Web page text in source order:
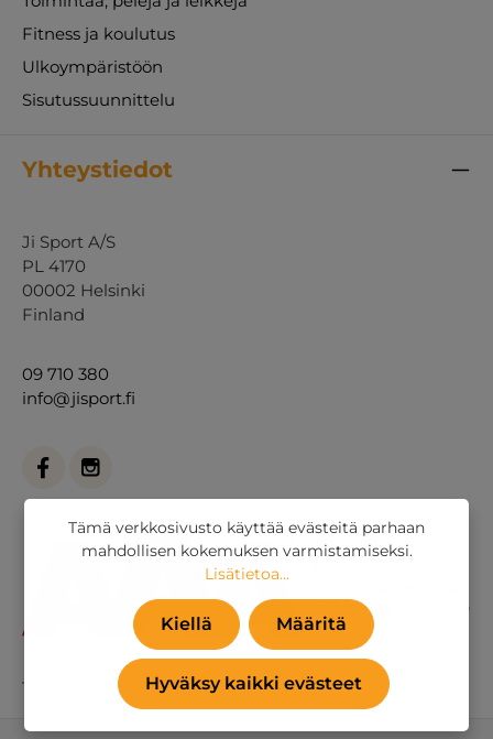
Fitness ja koulutus
Ulkoympäristöön
Sisutussuunnittelu
Yhteystiedot
Ji Sport A/S
PL 4170
00002 Helsinki
Finland
09 710 380
info@jisport.fi
Tai yhteydenottolomakkeella.
Tämä verkkosivusto käyttää evästeitä parhaan
mahdollisen kokemuksen varmistamiseksi.
Lisätietoa...
Kiellä Määritä
Hyväksy kaikki evästeet